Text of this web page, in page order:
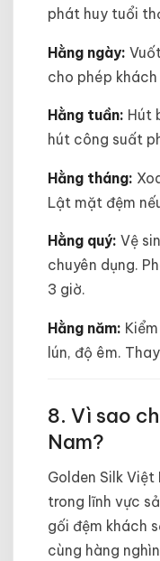
phát huy tuổi
Hằng ngày:
cho phép
Hằng tuần: Hút
hút công suất
Hằng tháng:
Lật mặt đệm
Hằng quý: Vệ
chuyên dụng.
3 giờ.
Hằng năm:
lún, độ êm.
8. Vì sao
Nam?
Golden Silk
trong lĩnh vực
gối đệm khách
cùng hàng